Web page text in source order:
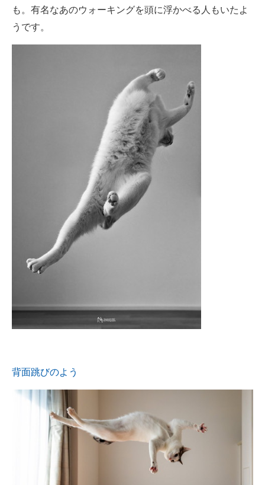
も。有名なあのウォーキングを頭に浮かべる人もいたよ
うです。
背面跳びのよう